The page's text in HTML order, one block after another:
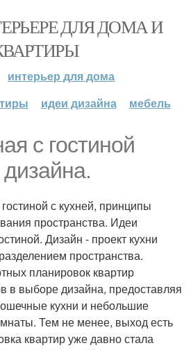
ДЛЯ ДОМА И
интерьер для дома
идеи дизайна мебель
с гостиной
с кухней, принципы
пространства. Идеи
Дизайн - проект кухни
пространства.
планировок квартир
в выборе дизайна, предоставляя
кухни и небольшие
Тем не менее, выход есть
квартир уже давно стала